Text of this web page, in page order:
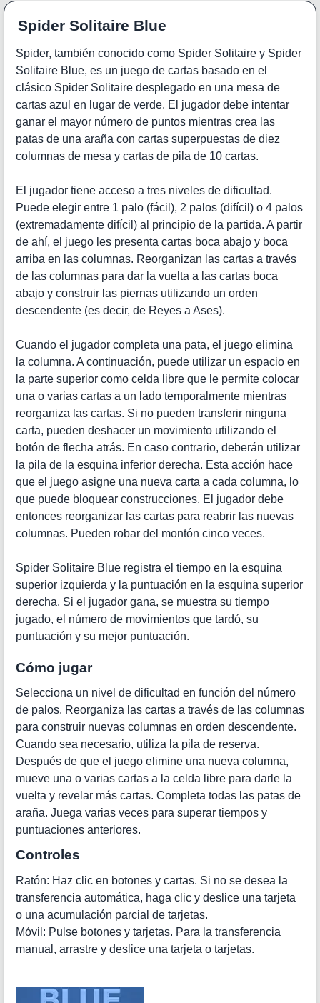
Spider Solitaire Blue
Spider, también conocido como Spider Solitaire y Spider
Solitaire Blue, es un juego de cartas basado en el
clásico Spider Solitaire desplegado en una mesa de
cartas azul en lugar de verde. El jugador debe intentar
ganar el mayor número de puntos mientras crea las
patas de una araña con cartas superpuestas de diez
columnas de mesa y cartas de pila de 10 cartas.
El jugador tiene acceso a tres niveles de dificultad.
Puede elegir entre 1 palo (fácil), 2 palos (difícil) o 4 palos
(extremadamente difícil) al principio de la partida. A partir
de ahí, el juego les presenta cartas boca abajo y boca
arriba en las columnas. Reorganizan las cartas a través
de las columnas para dar la vuelta a las cartas boca
abajo y construir las piernas utilizando un orden
descendente (es decir, de Reyes a Ases).
Cuando el jugador completa una pata, el juego elimina
la columna. A continuación, puede utilizar un espacio en
la parte superior como celda libre que le permite colocar
una o varias cartas a un lado temporalmente mientras
reorganiza las cartas. Si no pueden transferir ninguna
carta, pueden deshacer un movimiento utilizando el
botón de flecha atrás. En caso contrario, deberán utilizar
la pila de la esquina inferior derecha. Esta acción hace
que el juego asigne una nueva carta a cada columna, lo
que puede bloquear construcciones. El jugador debe
entonces reorganizar las cartas para reabrir las nuevas
columnas. Pueden robar del montón cinco veces.
Spider Solitaire Blue registra el tiempo en la esquina
superior izquierda y la puntuación en la esquina superior
derecha. Si el jugador gana, se muestra su tiempo
jugado, el número de movimientos que tardó, su
puntuación y su mejor puntuación.
Cómo jugar
Selecciona un nivel de dificultad en función del número
de palos. Reorganiza las cartas a través de las columnas
para construir nuevas columnas en orden descendente.
Cuando sea necesario, utiliza la pila de reserva.
Después de que el juego elimine una nueva columna,
mueve una o varias cartas a la celda libre para darle la
vuelta y revelar más cartas. Completa todas las patas de
araña. Juega varias veces para superar tiempos y
puntuaciones anteriores.
Controles
Ratón: Haz clic en botones y cartas. Si no se desea la
transferencia automática, haga clic y deslice una tarjeta
o una acumulación parcial de tarjetas.
Móvil: Pulse botones y tarjetas. Para la transferencia
manual, arrastre y deslice una tarjeta o tarjetas.